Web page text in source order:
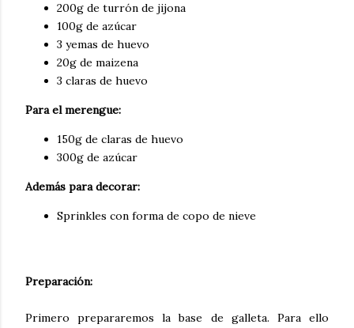
200g de turrón de jijona
100g de azúcar
3 yemas de huevo
20g de maizena
3 claras de huevo
Para el merengue:
150g de claras de huevo
300g de azúcar
Además para decorar:
Sprinkles con forma de copo de nieve
Preparación:
Primero prepararemos la base de galleta. Para ello